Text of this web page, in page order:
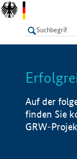
LISTE
Auf der
finden Sie
GRW-